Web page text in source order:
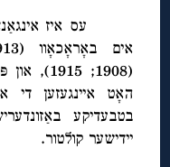
עס איז אינגאַנצן
האָט איינגעזען די
בטבעדיקע
יידישער קולטור.